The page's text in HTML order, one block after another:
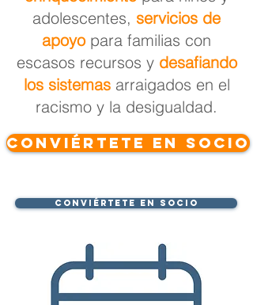
adolescentes, servicios de
apoyo para familias con
escasos recursos y desafiando
los sistemas arraigados en el
racismo y la desigualdad.
Conviértete en socio
Conviértete en socio